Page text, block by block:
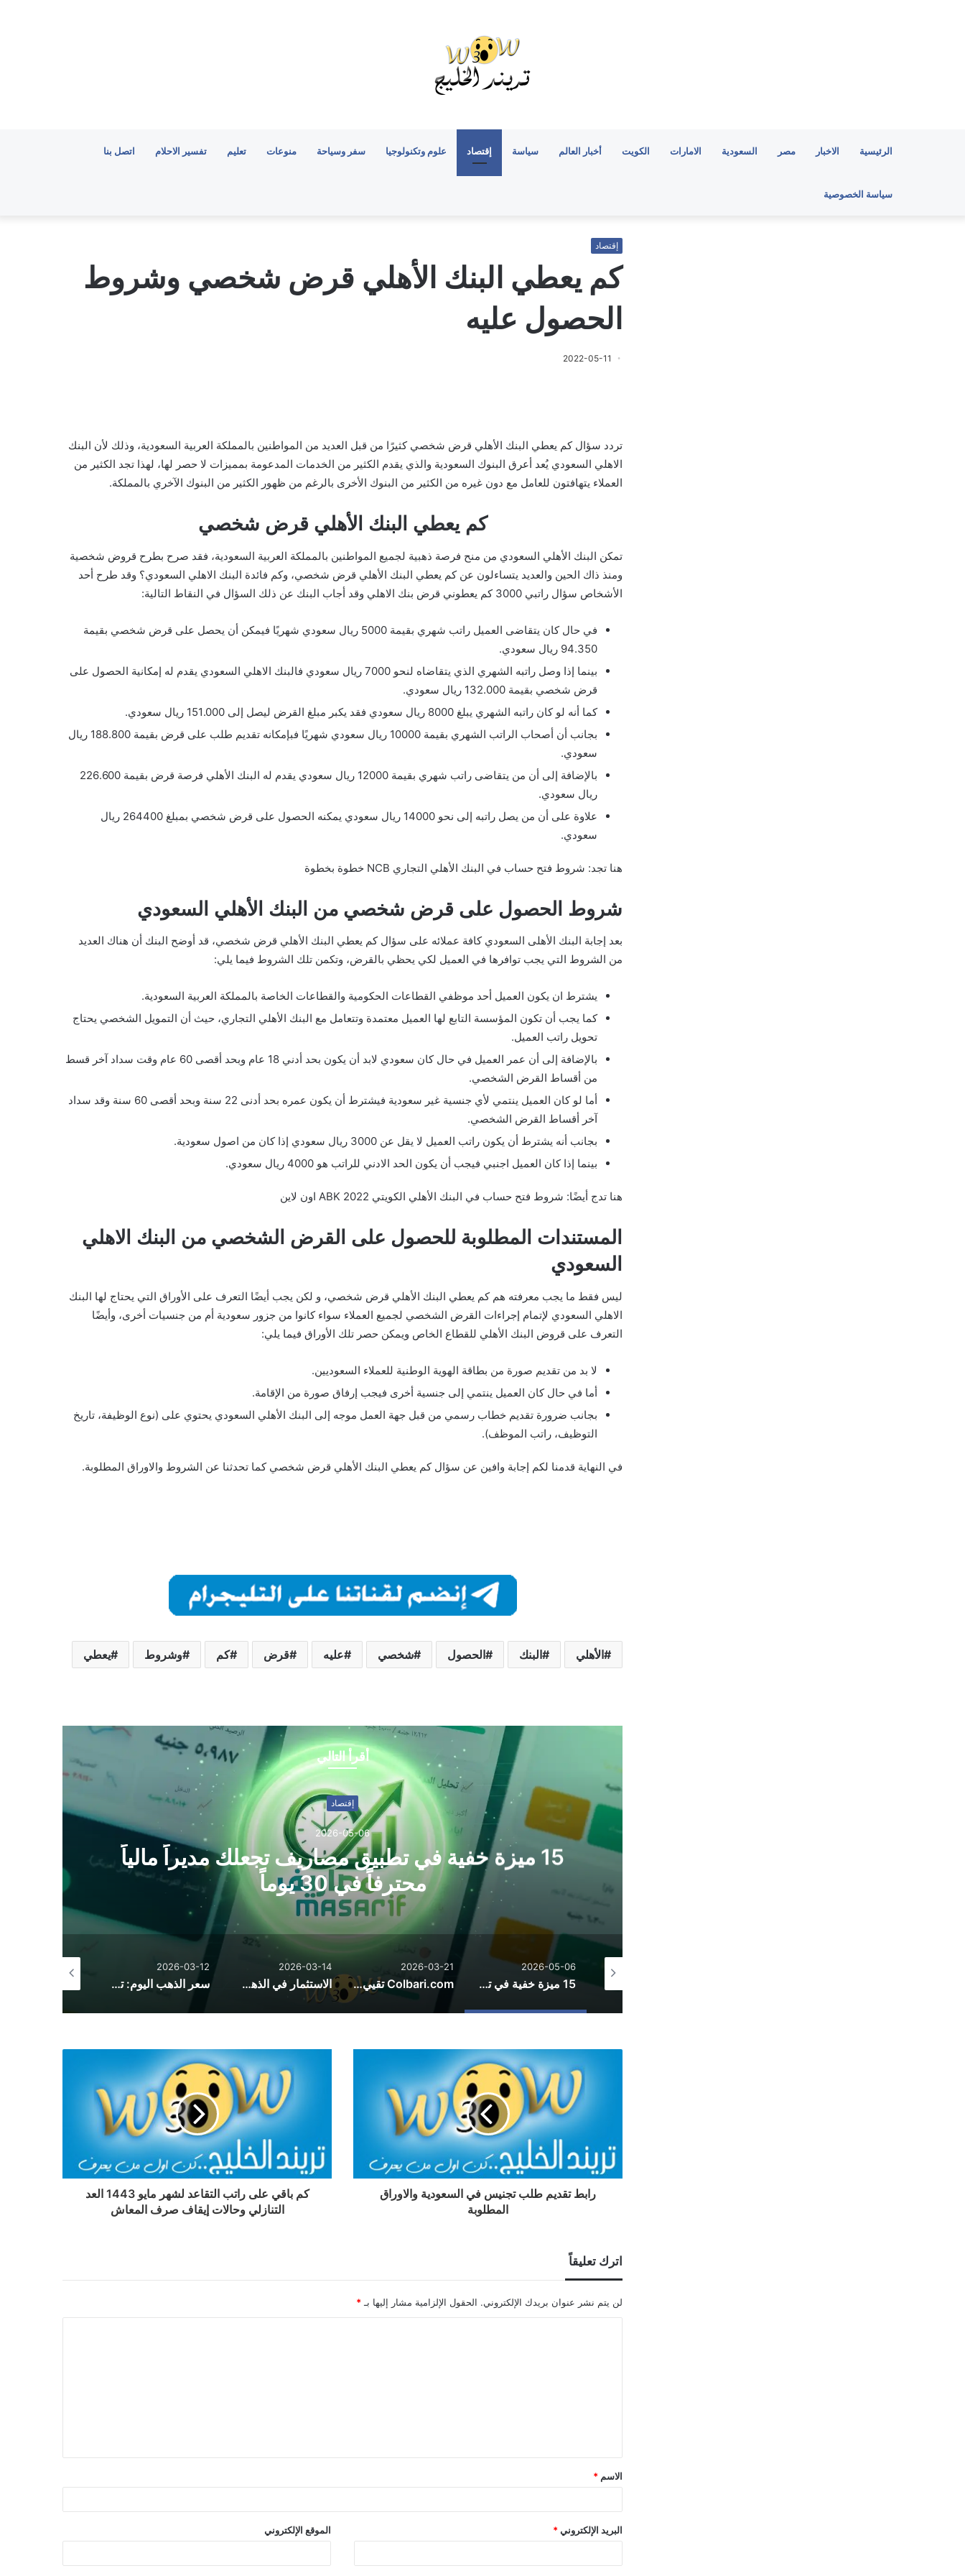
الرئيسية الاخبار مصر السعودية الامارات الكويت أخبار العالم سياسة إقتصاد علوم وتكنولوجيا سفر وسياحة منوعات تعليم تفسير الاحلام اتصل بنا
سياسة الخصوصية
إقتصاد
كم يعطي البنك الأهلي قرض شخصي وشروط
الحصول عليه
2022-05-11
تردد سؤال كم يعطي البنك الأهلي قرض شخصي كثيرًا من قبل العديد من المواطنين بالمملكة العربية السعودية، وذلك لأن البنك
الاهلي السعودي يُعد أعرق البنوك السعودية والذي يقدم الكثير من الخدمات المدعومة بمميزات لا حصر لها، لهذا تجد الكثير من
العملاء يتهافتون للعامل مع دون غيره من الكثير من البنوك الأخرى بالرغم من ظهور الكثير من البنوك الآخري بالمملكة.
كم يعطي البنك الأهلي قرض شخصي
تمكن البنك الأهلي السعودي من منح فرصة ذهبية لجميع المواطنين بالمملكة العربية السعودية، فقد صرح بطرح قروض شخصية
ومنذ ذاك الحين والعديد يتساءلون عن كم يعطي البنك الأهلي قرض شخصي، وكم فائدة البنك الاهلي السعودي؟ وقد طرح أحد
الأشخاص سؤال راتبي 3000 كم يعطوني قرض بنك الاهلي وقد أجاب البنك عن ذلك السؤال في النقاط التالية:
في حال كان يتقاضى العميل راتب شهري بقيمة 5000 ريال سعودي شهريًا فيمكن أن يحصل على قرض شخصي بقيمة
94.350 ريال سعودي.
بينما إذا وصل راتبه الشهري الذي يتقاضاه لنحو 7000 ريال سعودي فالبنك الاهلي السعودي يقدم له إمكانية الحصول على
قرض شخصي بقيمة 132.000 ريال سعودي.
كما أنه لو كان راتبه الشهري يبلغ 8000 ريال سعودي فقد يكبر مبلغ القرض ليصل إلى 151.000 ريال سعودي.
بجانب أن أصحاب الراتب الشهري بقيمة 10000 ريال سعودي شهريًا فبإمكانه تقديم طلب على قرض بقيمة 188.800 ريال
سعودي.
بالإضافة إلى أن من يتقاضى راتب شهري بقيمة 12000 ريال سعودي يقدم له البنك الأهلي فرصة قرض بقيمة 226.600
ريال سعودي.
علاوة على أن من يصل راتبه إلى نحو 14000 ريال سعودي يمكنه الحصول على قرض شخصي بمبلغ 264400 ريال
سعودي.
هنا تجد: شروط فتح حساب في البنك الأهلي التجاري NCB خطوة بخطوة
شروط الحصول على قرض شخصي من البنك الأهلي السعودي
بعد إجابة البنك الأهلى السعودي كافة عملائه على سؤال كم يعطي البنك الأهلي قرض شخصي، قد أوضح البنك أن هناك العديد
من الشروط التي يجب توافرها في العميل لكي يحظي بالقرض، وتكمن تلك الشروط فيما يلي:
يشترط ان يكون العميل أحد موظفي القطاعات الحكومية والقطاعات الخاصة بالمملكة العربية السعودية.
كما يجب أن تكون المؤسسة التابع لها العميل معتمدة وتتعامل مع البنك الأهلي التجاري، حيث أن التمويل الشخصي يحتاج
تحويل راتب العميل.
بالإضافة إلى أن عمر العميل في حال كان سعودي لابد أن يكون بحد أدني 18 عام وبحد أقصى 60 عام وقت سداد آخر قسط
من أقساط القرض الشخصي.
أما لو كان العميل ينتمي لأي جنسية غير سعودية فيشترط أن يكون عمره بحد أدنى 22 سنة وبحد أقصى 60 سنة وقد سداد
آخر أقساط القرض الشخصي.
بجانب أنه يشترط أن يكون راتب العميل لا يقل عن 3000 ريال سعودي إذا كان من اصول سعودية.
بينما إذا كان العميل اجنبي فيجب أن يكون الحد الادني للراتب هو 4000 ريال سعودي.
هنا تدج أيضًا: شروط فتح حساب في البنك الأهلي الكويتي ABK 2022 اون لاين
المستندات المطلوبة للحصول على القرض الشخصي من البنك الاهلي
السعودي
ليس فقط ما يجب معرفته هم كم يعطي البنك الأهلي قرض شخصي، و لكن يجب أيضًا التعرف على الأوراق التي يحتاج لها البنك
الاهلي السعودي لإتمام إجراءات القرض الشخصي لجميع العملاء سواء كانوا من جزور سعودية أم من جنسيات أخرى، وأيضًا
التعرف على قروض البنك الأهلي للقطاع الخاص ويمكن حصر تلك الأوراق فيما يلي:
لا بد من تقديم صورة من بطاقة الهوية الوطنية للعملاء السعوديين.
أما في حال كان العميل ينتمي إلى جنسية أخرى فيجب إرفاق صورة من الإقامة.
بجانب ضرورة تقديم خطاب رسمي من قبل جهة العمل موجه إلى البنك الأهلي السعودي يحتوي على (نوع الوظيفة، تاريخ
التوظيف، راتب الموظف).
في النهاية قدمنا لكم إجابة وافين عن سؤال كم يعطي البنك الأهلي قرض شخصي كما تحدثنا عن الشروط والاوراق المطلوبة.
الأهلي البنك الحصول شخصي عليه قرض كم وشروط يعطي
أقرأ التالي
إقتصاد
2026-05-06
15 ميزة خفية في تطبيق مصاريف تجعلك مديراً مالياً
محترفاً في 30 يوماً
2026-05-06
15 ميزة خفية في تطبيق مصاريف تجعلك مديراً مالياً محترفاً في 30 يوماً
2026-03-21
Colbari.com تقيي: رؤى حول الحسابات والأدوات والتكنولوجيا
2026-03-14
الاستثمار في الذهب: كيف تكتسح تقلبات الأسواق وتحقق أعلى عائد في أوقات الأزمات
2026-03-12
سعر الذهب اليوم: تحديث لحظي شامل لأسعار الذهب عالمياً وفي مصر والسعودية مع توقعات 2026
2026-02-15
رابط تقديم طلب تجنيس في السعودية والاوراق
المطلوبة
كم باقي على راتب التقاعد لشهر مايو 1443 العد
التنازلي وحالات إيقاف صرف المعاش
اترك تعليقاً
لن يتم نشر عنوان بريدك الإلكتروني. الحقول الإلزامية مشار إليها بـ *
ق
*
الاسم *
البريد الإلكتروني * الموقع الإلكتروني